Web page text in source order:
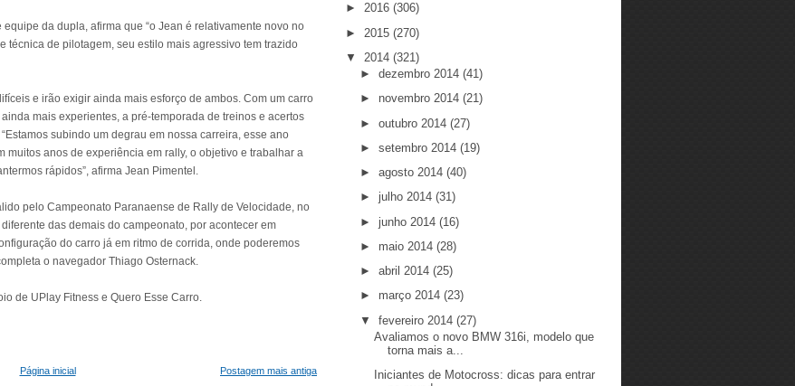
da dupla, afirma que “o Jean é relativamente novo no
técnica de pilotagem, seu estilo mais agressivo tem trazido
e irão exigir ainda mais esforço de ambos. Com um carro
mais experientes, a pré-temporada de treinos e acertos
subindo um degrau em nossa carreira, esse ano
muitos anos de experiência em rally, o objetivo e trabalhar a
rápidos”, afirma Jean Pimentel.
pelo Campeonato Paranaense de Rally de Velocidade, no
das demais do campeonato, por acontecer em
do carro já em ritmo de corrida, onde poderemos
o navegador Thiago Osternack.
de UPlay Fitness e Quero Esse Carro.
Postagem mais antiga
Página inicial
► 2016 (306)
► 2015 (270)
▼ 2014 (321)
► dezembro 2014 (41)
► novembro 2014 (21)
► outubro 2014 (27)
► setembro 2014 (19)
► agosto 2014 (40)
► julho 2014 (31)
► junho 2014 (16)
► maio 2014 (28)
► abril 2014 (25)
► março 2014 (23)
▼ fevereiro 2014 (27)
Avaliamos o novo BMW 316i, modelo que
torna mais a...
Iniciantes de Motocross: dicas para entrar